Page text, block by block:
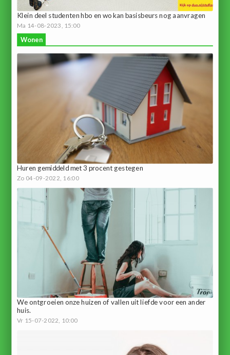
Klein deel studenten hbo en wo kan basisbeurs nog aanvragen
Ma 14-08-2023, 15:00
Wonen
Huren gemiddeld met 3 procent gestegen
Zo 04-09-2022, 16:00
We ontgroeien onze huizen of vallen uit liefde voor een ander
huis.
Vr 15-07-2022, 10:00